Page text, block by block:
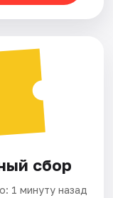
сбор
1 минуту назад